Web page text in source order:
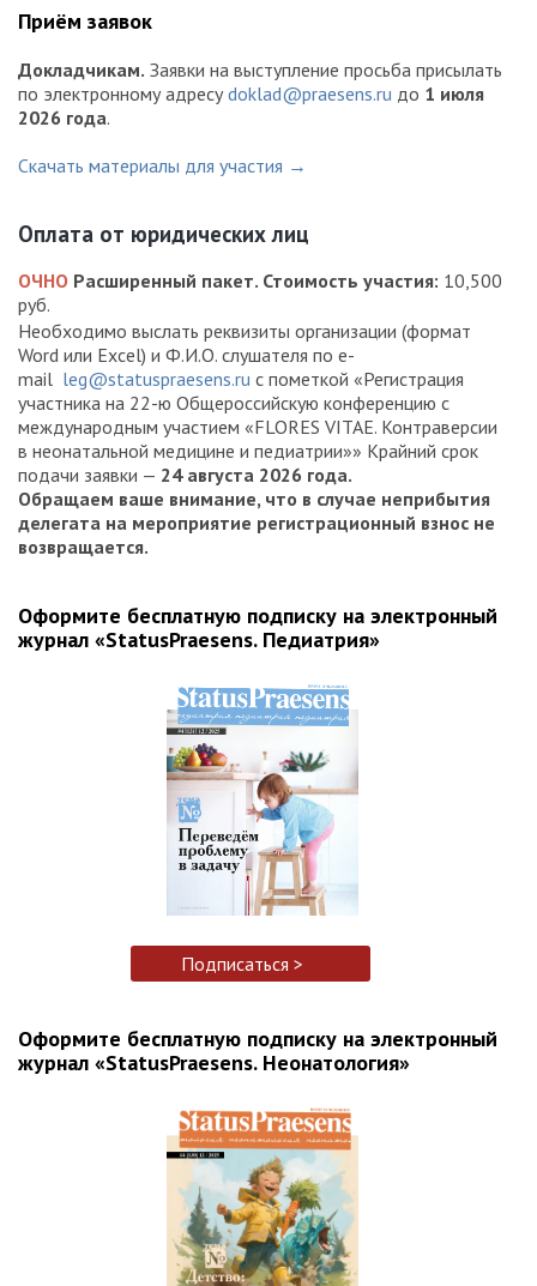
Приём заявок
Докладчикам. Заявки на выступление просьба присылать
по электронному адресуdoklad@praesens.ru до 1 июля
2026 года.
Скачать материалы для участия →
Оплата от юридических лиц
ОЧНО Расширенный пакет. Стоимость участия: 10,500
руб.
Необходимо выслать реквизиты организации (формат
Word или Excel) и Ф.И.О. слушателя по е-
mail leg@statuspraesens.ru с пометкой «Регистрация
участника на 22-ю Общероссийскую конференцию с
международным участием «FLORES VITAE. Контраверсии
в неонатальной медицине и педиатрии»» Крайний срок
подачи заявки — 24 августа 2026 года.
Обращаем ваше внимание, что в случае неприбытия
делегата на мероприятие регистрационный взнос не
возвращается.
Оформите бесплатную подписку на электронный
журнал «StatusPraesens. Педиатрия»
Подписаться >
Оформите бесплатную подписку на электронный
журнал «StatusPraesens. Неонатология»